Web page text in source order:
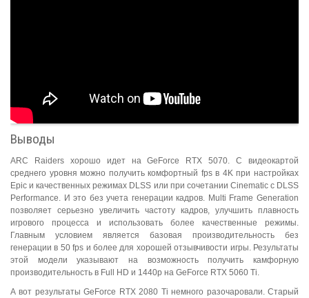
Выводы
ARC Raiders хорошо идет на GeForce RTX 5070. С видеокартой
среднего уровня можно получить комфортный fps в 4K при настройках
Epic и качественных режимах DLSS или при сочетании Cinematic с DLSS
Performance. И это без учета генерации кадров. Multi Frame Generation
позволяет серьезно увеличить частоту кадров, улучшить плавность
игрового процесса и использовать более качественные режимы.
Главным условием является базовая производительность без
генерации в 50 fps и более для хорошей отзывчивости игры. Результаты
этой модели указывают на возможность получить камфорную
производительность в Full HD и 1440p на GeForce RTX 5060 Ti.
А вот результаты GeForce RTX 2080 Ti немного разочаровали. Старый